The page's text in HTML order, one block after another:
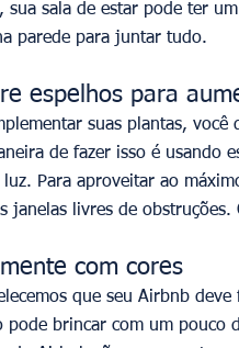
sua sala de estar pode ter
parede para juntar tudo.
espelhos para
suas plantas,
de fazer isso é usando
Para aproveitar ao
janelas livres de
com cores
que seu Airbnb
pode brincar com um pouco